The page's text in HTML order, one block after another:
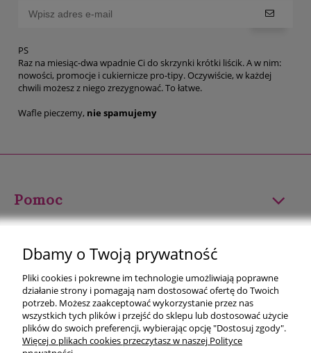
PS
Raz na miesiąc-dwa wpadnie Ci do skrzynki krótki liścik. A w nim:
nowości, promocje i cukiernicze pro-tipy. Oczywiście, w każdej
chwili możesz z niego zrezygnować. To łatwe.
Wafle pieczemy, nie spamujemy
Pomoc
Płatności i dostawa
Informacje
O nas
Dbamy o Twoją prywatność
Pliki cookies i pokrewne im technologie umożliwiają poprawne
działanie strony i pomagają nam dostosować ofertę do Twoich
potrzeb. Możesz zaakceptować wykorzystanie przez nas
wszystkich tych plików i przejść do sklepu lub dostosować użycie
plików do swoich preferencji, wybierając opcję "Dostosuj zgody".
Więcej o plikach cookies przeczytasz w naszej Polityce